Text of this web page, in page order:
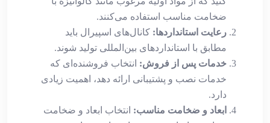
ضخامت مناسب استفاده می‌کنند.
رعایت استانداردها: کانال‌های اسپیرال باید
مطابق با استانداردهای بین‌المللی تولید شوند.
خدمات پس از فروش: انتخاب فروشنده‌ای که
خدمات نصب و پشتیبانی ارائه دهد، اهمیت زیادی
دارد.
ابعاد و ضخامت مناسب: انتخاب ابعاد و ضخامت